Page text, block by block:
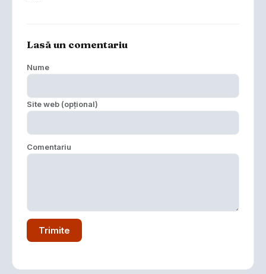
Lasă un comentariu
Nume
Site web (opțional)
Comentariu
Trimite